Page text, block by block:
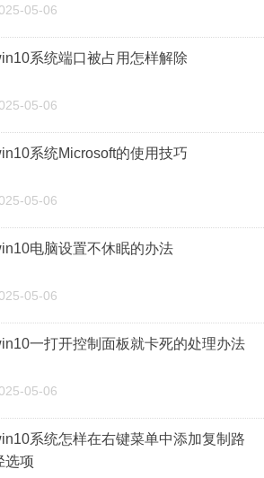
05-06
系统端口被占用怎样解除
05-06
系统Microsoft的使用技巧
05-06
电脑设置不休眠的办法
05-06
一打开控制面板就卡死的处理办法
05-06
系统怎样在右键菜单中添加复制路
选项